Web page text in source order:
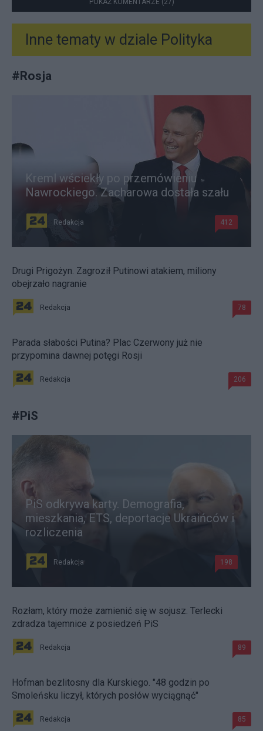
Inne tematy w dziale Polityka
#Rosja
Kreml wściekły po przemówieniu
Nawrockiego. Zacharowa dostała szału
Redakcja 412
Drugi Prigożyn. Zagroził Putinowi atakiem, miliony
obejrzało nagranie
Redakcja 78
Parada słabości Putina? Plac Czerwony już nie
przypomina dawnej potęgi Rosji
Redakcja 206
#PiS
PiS odkrywa karty. Demografia,
mieszkania, ETS, deportacje Ukraińców i
rozliczenia
Redakcja 198
Rozłam, który może zamienić się w sojusz. Terlecki
zdradza tajemnice z posiedzeń PiS
Redakcja 89
Hofman bezlitosny dla Kurskiego. "48 godzin po
Smoleńsku liczył, których posłów wyciągnąć"
Redakcja 85